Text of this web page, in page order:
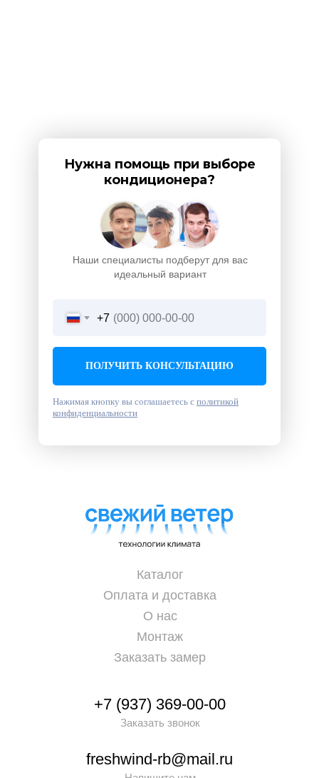
Наши специалисты подберут для вас
идеальный вариант
Нужна помощь при выборе
кондиционера?
+7
ПОЛУЧИТЬ КОНСУЛЬТАЦИЮ
Нажимая кнопку вы соглашаетесь с политикой
конфиденциальности
+7 (937) 369-00-00
Заказать звонок
freshwind-rb@mail.ru
Каталог
Оплата и доставка
О нас
Монтаж
Заказать замер